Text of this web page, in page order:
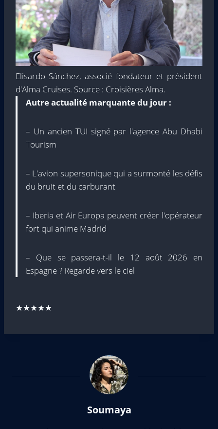
Elisardo Sánchez, associé fondateur et président
d'Alma Cruises. Source : Croisières Alma.
Autre actualité marquante du jour :
– Un ancien TUI signé par l'agence Abu Dhabi
Tourism
– L'avion supersonique qui a surmonté les défis
du bruit et du carburant
– Iberia et Air Europa peuvent créer l'opérateur
fort qui anime Madrid
– Que se passera-t-il le 12 août 2026 en
Espagne ? Regarde vers le ciel
★★★★★
Soumaya